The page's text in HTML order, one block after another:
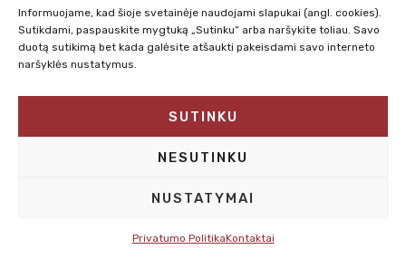
Informuojame, kad šioje svetainėje naudojami slapukai (angl. cookies).
Sutikdami, paspauskite mygtuką „Sutinku“ arba naršykite toliau. Savo
duotą sutikimą bet kada galėsite atšaukti pakeisdami savo interneto
naršyklės nustatymus.
SUTINKU
NESUTINKU
NUSTATYMAI
Privatumo PolitikaKontaktai
Susisiekti su mumis
© 2025 – Dailesreikmenys.lt | Sprendimas: Interplace